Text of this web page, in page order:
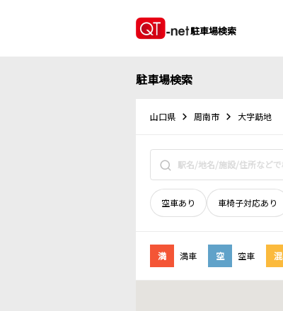
駐車場検索
駐車場検索
山口県 周南市 大字莇地
空車あり 車椅子対応あり
満 満車 空 空車 混